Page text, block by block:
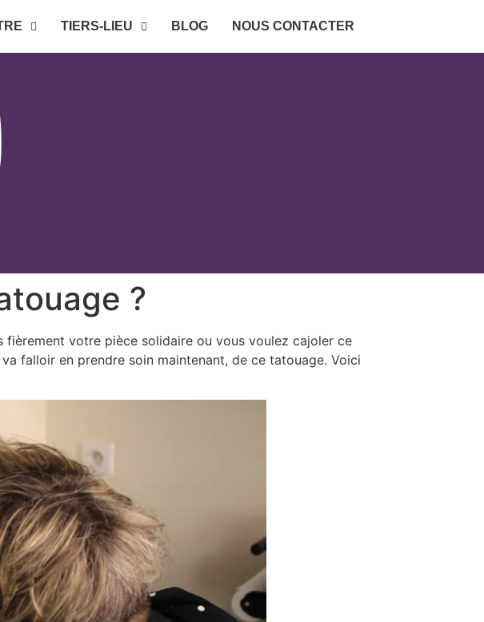
TIERS-LIEU BLOG NOUS CONTACTER
?
fièrement votre pièce solidaire ou vous voulez cajoler ce
falloir en prendre soin maintenant, de ce tatouage. Voici